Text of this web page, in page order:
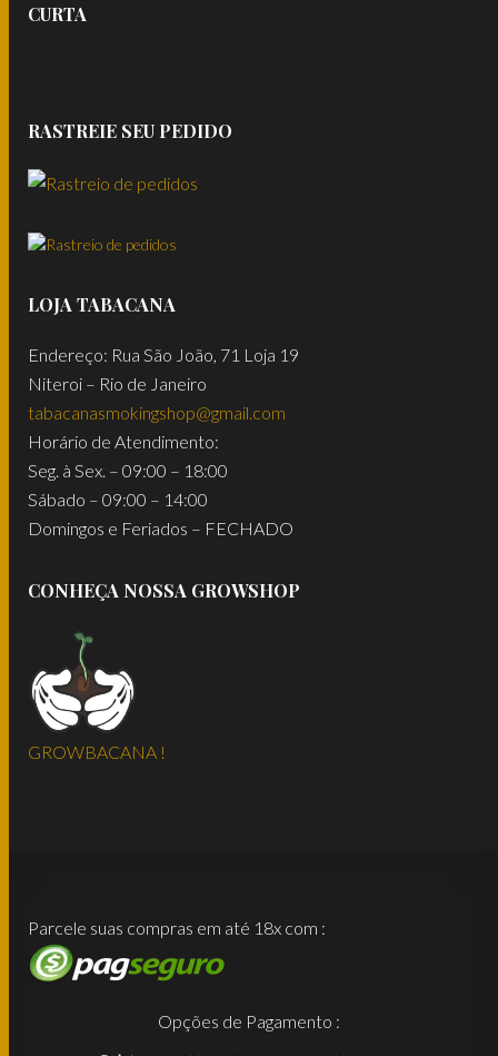
CURTA
RASTREIE SEU PEDIDO
LOJA TABACANA
Endereço: Rua São João, 71 Loja 19
Niteroi – Rio de Janeiro
tabacanasmokingshop@gmail.com
Horário de Atendimento:
Seg. à Sex. – 09:00 – 18:00
Sábado – 09:00 – 14:00
Domingos e Feriados – FECHADO
CONHEÇA NOSSA GROWSHOP
GROWBACANA !
Parcele suas compras em até 18x com :
Opções de Pagamento :